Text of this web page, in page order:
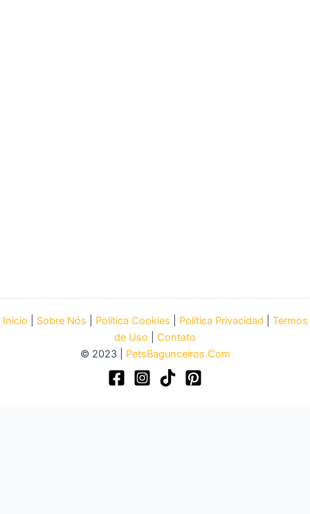
Inicio Sobre Nós Política Cookies Política Privacidad
Termos
de Uso
Contato
© 2023 | PetsBagunceiros.Com